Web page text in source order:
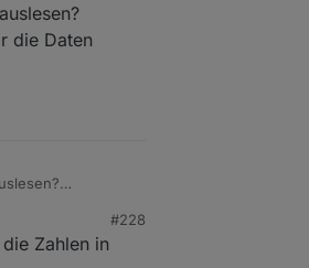
die Daten
#228
Zahlen in